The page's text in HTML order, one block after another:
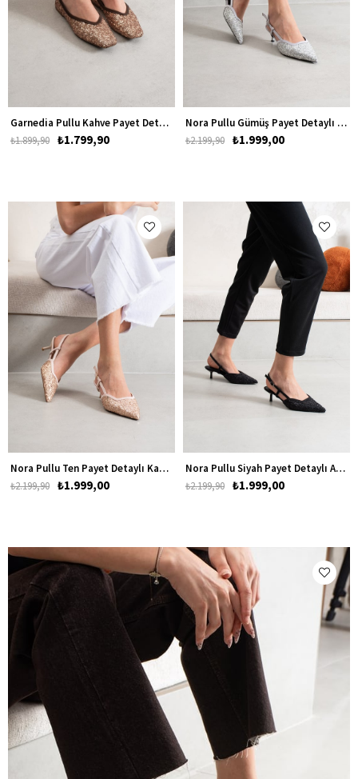
Garnedia Pullu Kahve Payet Detaylı Kadın Babet
₺1.799,90
₺1.899,90
Nora Pullu Gümüş Payet Detaylı Kadın Alçak Topuklu Ayakkabı
₺1.999,00
₺2.199,90
Nora Pullu Ten Payet Detaylı Kadın Alçak Topuklu Ayakkabı
₺1.999,00
₺2.199,90
Nora Pullu Siyah Payet Detaylı Alçak Topuklu Ayakkabı
₺1.999,00
₺2.199,90